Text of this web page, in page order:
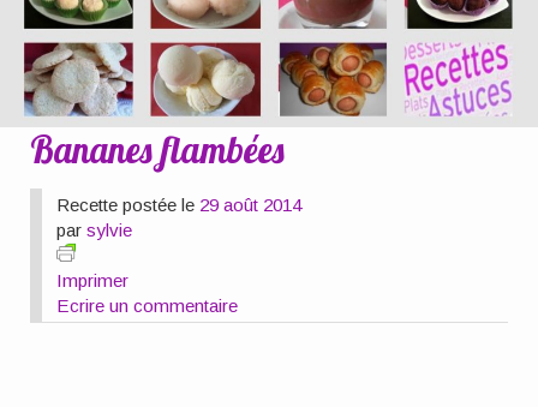
Bananes flambées
Recette postée le 29 août 2014
parsylvie
Imprimer
Ecrire un commentaire